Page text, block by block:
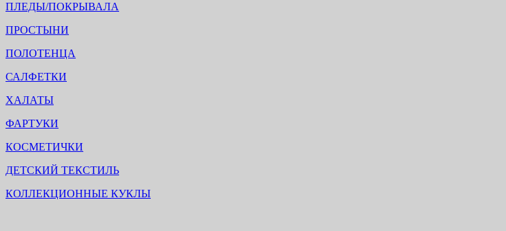
ПЛЕДЫ/ПОКРЫВАЛА
ПРОСТЫНИ
ПОЛОТЕНЦА
САЛФЕТКИ
ХАЛАТЫ
ФАРТУКИ
КОСМЕТИЧКИ
ДЕТСКИЙ ТЕКСТИЛЬ
КОЛЛЕКЦИОННЫЕ КУКЛЫ